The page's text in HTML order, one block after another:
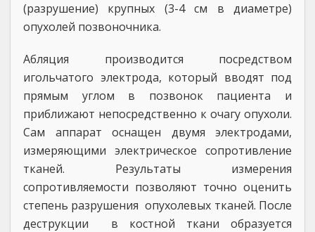
(разрушение) крупных (3-4 см в диаметре)
опухолей позвоночника.
Абляция производится посредством
игольчатого электрода, который вводят под
прямым углом в позвонок пациента и
приближают непосредственно к очагу опухоли.
Сам аппарат оснащен двумя электродами,
измеряющими электрическое сопротивление
тканей. Результаты измерения
сопротивляемости позволяют точно оценить
степень разрушения опухолевых тканей. После
деструкции в костной ткани образуется